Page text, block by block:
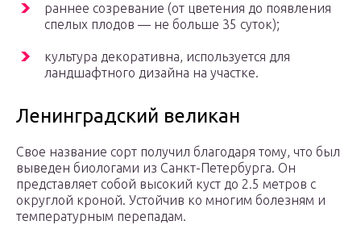
раннее созревание (от цветения до появления
спелых плодов — не больше 35 суток);
культура декоративна, используется для
ландшафтного дизайна на участке.
Ленинградский великан
Свое название сорт получил благодаря тому, что был
выведен биологами из Санкт-Петербурга. Он
представляет собой высокий куст до 2.5 метров с
округлой кроной. Устойчив ко многим болезням и
температурным перепадам.